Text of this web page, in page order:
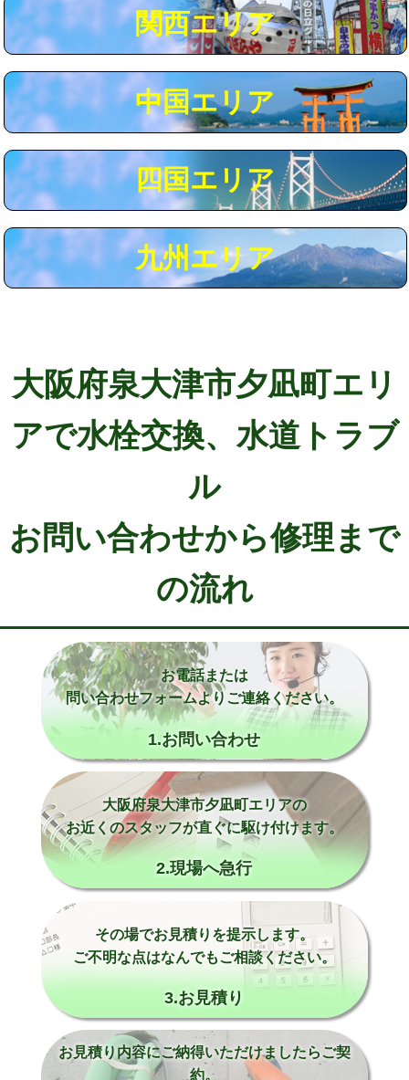
モルタル補修（厚さ10㎝超え） 38,500円
追加人工 16,500円
現場見積
※給水管工事は20mmまでの価格です。
関西エリア
中国エリア
四国エリア
九州エリア
大阪府泉大津市夕凪町エリ
アで水栓交換、水道トラブ
ル
お問い合わせから修理まで
の流れ
お電話または
問い合わせフォームよりご連絡ください。
1.お問い合わせ
大阪府泉大津市夕凪町エリアの
お近くのスタッフが直ぐに駆け付けます。
2.現場へ急行
その場でお見積りを提示します。
ご不明な点はなんでもご相談ください。
3.お見積り
お見積り内容にご納得いただけましたらご契
約。